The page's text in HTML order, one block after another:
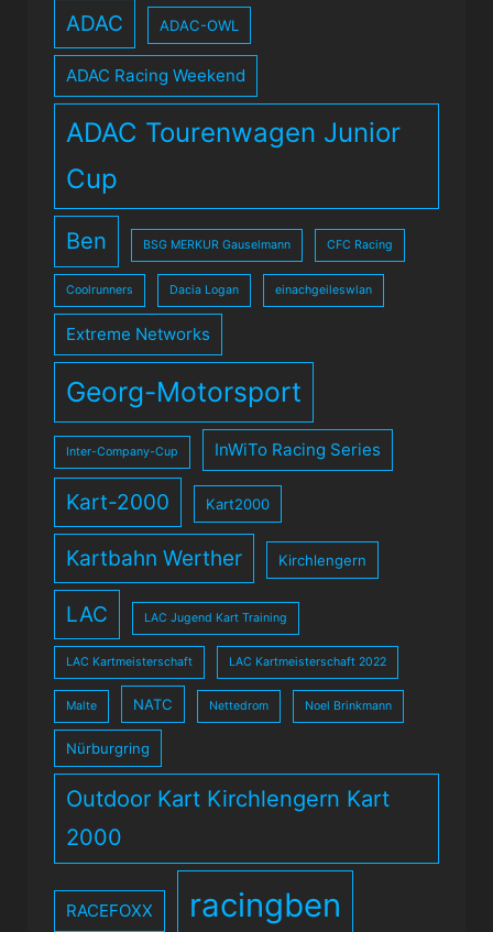
ADAC ADAC-OWL
ADAC Racing Weekend
ADAC Tourenwagen Junior
Cup
Ben BSG MERKUR Gauselmann CFC Racing
Coolrunners Dacia Logan einachgeileswlan
Extreme Networks
Georg-Motorsport
Inter-Company-Cup InWiTo Racing Series
Kart-2000 Kart2000
Kartbahn Werther Kirchlengern
LAC LAC Jugend Kart Training
LAC Kartmeisterschaft LAC Kartmeisterschaft 2022
Malte NATC Nettedrom Noel Brinkmann
Nürburgring
Outdoor Kart Kirchlengern Kart
2000
RACEFOXX racingben